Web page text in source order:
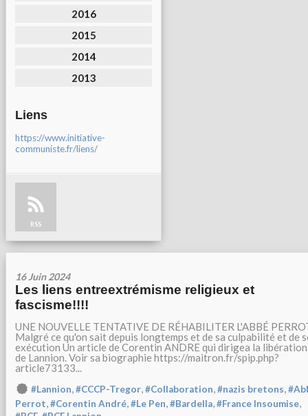
2016
2015
2014
2013
Liens
https://www.initiative-
communiste.fr/liens/
RSS
16 Juin 2024
Les liens entreextrémisme religieux et
fascisme!!!!
UNE NOUVELLE TENTATIVE DE RÉHABILITER L'ABBÉ
Malgré ce qu'on sait depuis longtemps et de sa culpabilité et de
exécution Un article de Corentin ANDRE qui dirigea la libération
de Lannion. Voir sa biographie https://maitron.fr/spip.php?
article73133...
#Lannion,#CCCP-Tregor,#Collaboration,#nazis bretons,
Perrot,#Corentin André,#Le Pen,#Bardella,#France Insoumise,